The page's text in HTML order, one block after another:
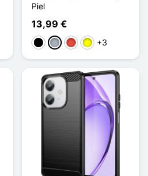
Piel
13,99 €
Negro
Gris RojoAmarillo
+3